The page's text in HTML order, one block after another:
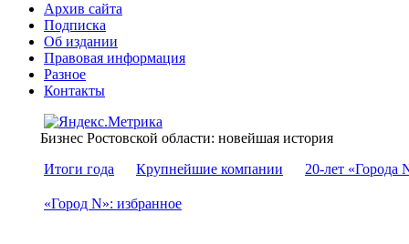
Архив сайта
Подписка
Об издании
Правовая информация
Разное
Контакты
Бизнес Ростовской области: новейшая история
Итоги года
Крупнейшие компании 20-лет «Города
«Город N»: избранное